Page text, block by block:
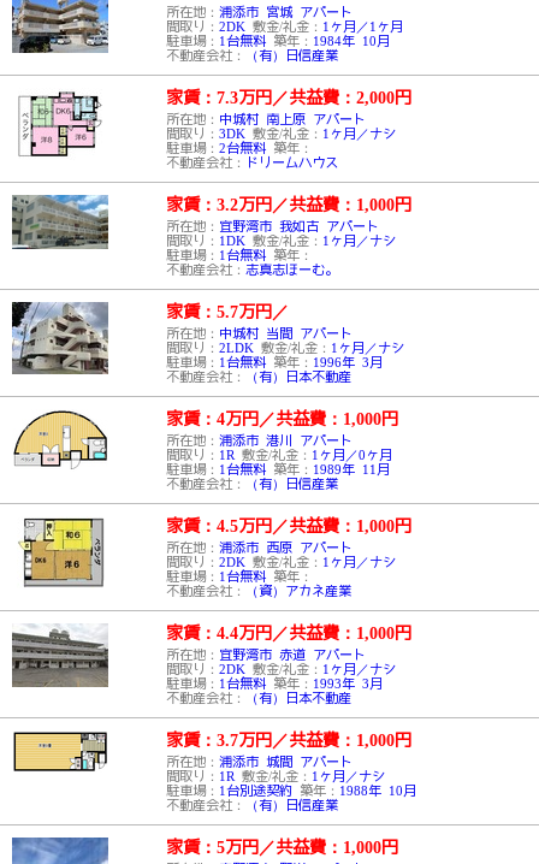
所在地：浦添市 宮城 アパート
間取り：2DK敷金/礼金： 1ヶ月／1ヶ月
駐車場： 1台無料 築年： 1984年 10月
不動産会社：
（有）日信産業
家賃：7.3万円 ／共益費：2,000円
所在地： 中城村 南上原 アパート
間取り：3DK敷金/礼金： 1ヶ月／ナシ
駐車場：2台無料 築年：
不動産会社：
ドリームハウス
家賃：3.2万円 ／共益費：1,000円
所在地： 宜野湾市 我如古 アパート
間取り： 1DK敷金/礼金： 1ヶ月／ナシ
駐車場： 1台無料 築年：
不動産会社： 志真志ほーむ。
家賃：5.7万円 ／
所在地： 中城村 当間 アパート
間取り：2LDK敷金/礼金： 1ヶ月／ナシ
駐車場： 1台無料 築年： 1996年 3月
不動産会社：
（有）日本不動産
家賃：4万円 ／共益費：1,000円
所在地：浦添市 港川 アパート
間取り： 1R敷金/礼金： 1ヶ月／0ヶ月
駐車場： 1台無料 築年： 1989年 11月
不動産会社：
（有）日信産業
家賃：4.5万円 ／共益費：1,000円
所在地：浦添市 西原 アパート
間取り：2DK敷金/礼金： 1ヶ月／ナシ
駐車場： 1台無料 築年：
不動産会社：
（資）アカネ産業
家賃：4.4万円 ／共益費：1,000円
所在地： 宜野湾市 赤道 アパート
間取り：2DK敷金/礼金： 1ヶ月／ナシ
駐車場： 1台無料 築年： 1993年 3月
不動産会社：
（有）日本不動産
家賃：3.7万円 ／共益費：1,000円
所在地：浦添市 城間 アパート
間取り： 1R敷金/礼金： 1ヶ月／ナシ
駐車場： 1台別途契約 築年： 1988年 10月
不動産会社：
（有）日信産業
家賃：5万円 ／共益費：1,000円